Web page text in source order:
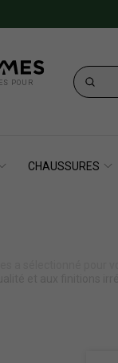
POUR
CHAUSSURES
a sélectionné pour
et aux finitions